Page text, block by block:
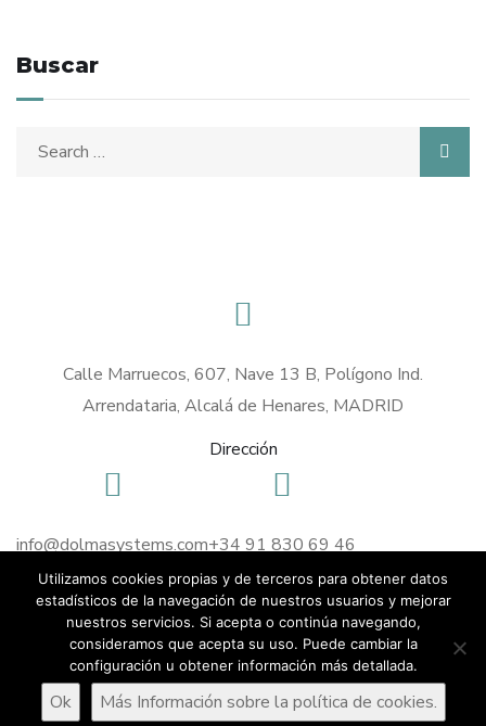
Buscar
Search
Calle Marruecos, 607, Nave 13 B, Polígono Ind.
Arrendataria, Alcalá de Henares, MADRID
Dirección
info@dolmasystems.com
Email
+34 91 830 69 46
Teléfono
Aviso Legal|Política de cookies
Copyright © 2020 Dolma Systems
Utilizamos cookies propias y de terceros para obtener datos
estadísticos de la navegación de nuestros usuarios y mejorar
nuestros servicios. Si acepta o continúa navegando,
consideramos que acepta su uso. Puede cambiar la
configuración u obtener información más detallada.
Ok Más Información sobre la política de cookies.